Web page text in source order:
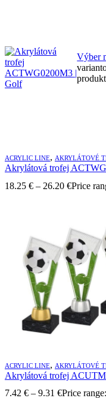
Výber
ACRYLIC LINE, AKRYLÁTOVÉ
Akrylátová trofej
18.25 € – 26.20 €Price
ACRYLIC LINE, AKRYLÁTOVÉ
Akrylátová trofej
7.42 € – 9.31 €Price